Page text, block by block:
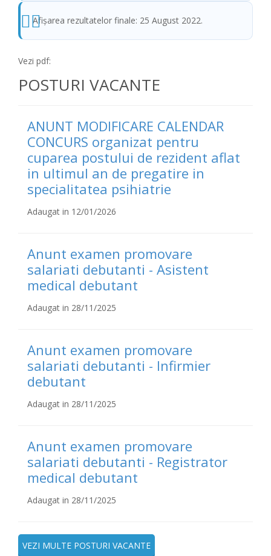
Afişarea rezultatelor finale: 25 August 2022.
Vezi pdf:
POSTURI VACANTE
ANUNT MODIFICARE CALENDAR
CONCURS organizat pentru
cuparea postului de rezident aflat
in ultimul an de pregatire in
specialitatea psihiatrie
Adaugat in 12/01/2026
Anunt examen promovare
salariati debutanti - Asistent
medical debutant
Adaugat in 28/11/2025
Anunt examen promovare
salariati debutanti - Infirmier
debutant
Adaugat in 28/11/2025
Anunt examen promovare
salariati debutanti - Registrator
medical debutant
Adaugat in 28/11/2025
VEZI MULTE POSTURI VACANTE